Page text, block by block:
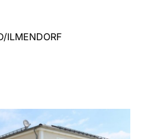
ILMENDORF